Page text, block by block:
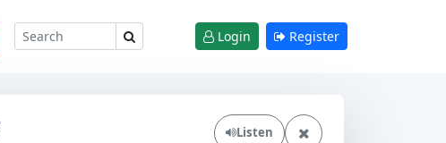
Login Register
Listen